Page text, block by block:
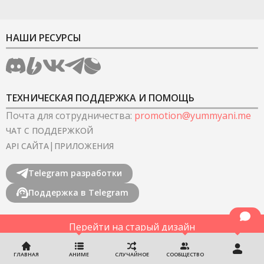
ГЛАВНАЯ АНИМЕ СЛУЧАЙНОЕ СООБЩЕСТВО
НАШИ РЕСУРСЫ
ТЕХНИЧЕСКАЯ ПОДДЕРЖКА И ПОМОЩЬ
Почта для сотрудничества: promotion@yummyani.me
ЧАТ С ПОДДЕРЖКОЙ
API САЙТА| ПРИЛОЖЕНИЯ
Telegram разработки
Поддержка в Telegram
Перейти на старый дизайн
©2022-2026YummyAnime.Все права защищены